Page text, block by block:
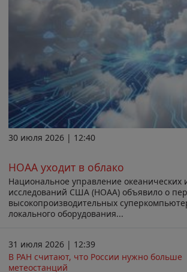
30 июля 2026 | 12:40
НОАА уходит в облако
Национальное управление океанических
исследований США (НОАА) объявило о
высокопроизводительных
локального оборудования...
31 июля 2026 | 12:39
В РАН считают, что России нужно больше
метеостанций